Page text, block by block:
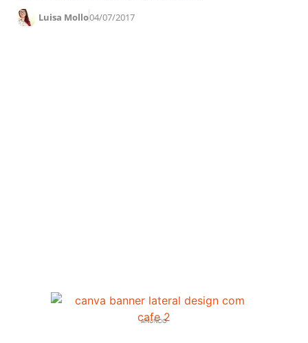
Luisa Mollo04/07/2017
ANÚNCIO